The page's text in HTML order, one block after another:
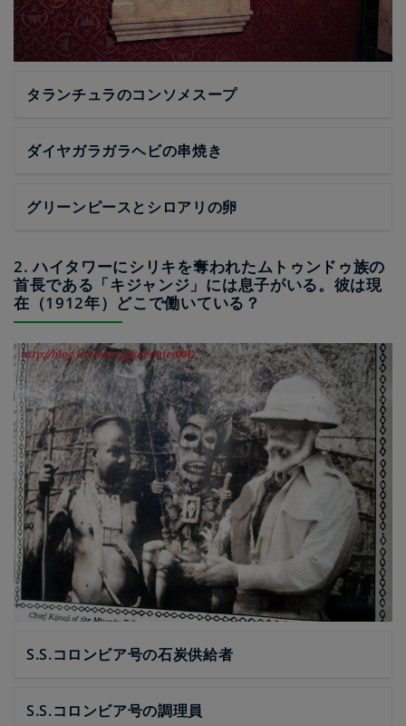
タランチュラのコンソメスープ
ダイヤガラガラヘビの串焼き
グリーンピースとシロアリの卵
2. ハイタワーにシリキを奪われたムトゥンドゥ族の
首長である「キジャンジ」には息子がいる。彼は現
在（1912年）どこで働いている？
S.S.コロンビア号の石炭供給者
S.S.コロンビア号の調理員